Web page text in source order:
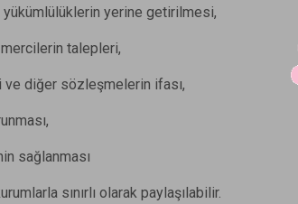
yerine getirilmesi,
talepleri,
diğer sözleşmelerin ifası,
sağlanması
sınırlı olarak paylaşılabilir.